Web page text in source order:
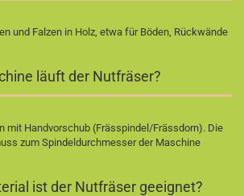
und Falzen in Holz, etwa für Böden, Rückwände
läuft der Nutfräser?
mit Handvorschub (Frässpindel/Frässdorn). Die
zum Spindeldurchmesser der Maschine
ist der Nutfräser geeignet?